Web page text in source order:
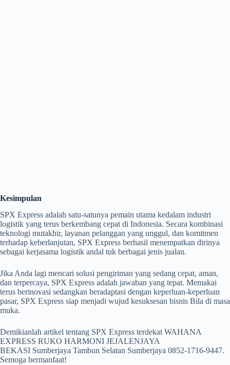
Kesimpulan
SPX Express adalah satu-satunya pemain utama kedalam industri
logistik yang terus berkembang cepat di Indonesia. Secara kombinasi
teknologi mutakhir, layanan pelanggan yang unggul, dan komitmen
terhadap keberlanjutan, SPX Express berhasil menempatkan dirinya
sebagai kerjasama logistik andal tuk berbagai jenis jualan.
Jika Anda lagi mencari solusi pengiriman yang sedang cepat, aman,
dan terpercaya, SPX Express adalah jawaban yang tepat. Memakai
terus berinovasi sedangkan beradaptasi dengan keperluan-keperluan
pasar, SPX Express siap menjadi wujud kesuksesan bisnis Bila di masa
muka.
Demikianlah artikel tentang SPX Express terdekat WAHANA
EXPRESS RUKO HARMONI JEJALENJAYA
BEKASI Sumberjaya Tambun Selatan Sumberjaya 0852-1716-9447.
Semoga bermanfaat!